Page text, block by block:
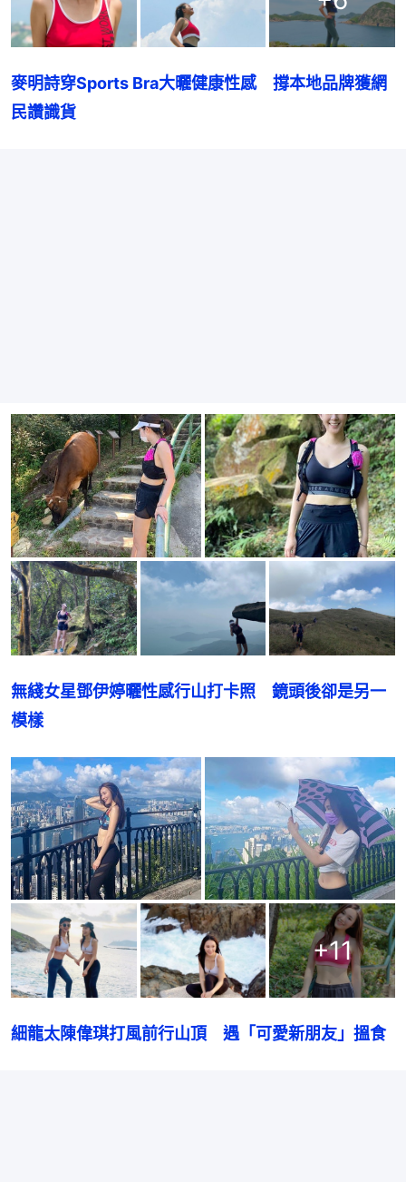
麥明詩穿Sports Bra大曬健康性感　撐本地品牌獲網
民讚識貨
無綫女星鄧伊婷曬性感行山打卡照　鏡頭後卻是另一
模樣
+11
細龍太陳偉琪打風前行山頂　遇「可愛新朋友」搵食